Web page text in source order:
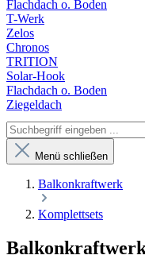
Flachdach o. Boden
T-Werk
Zelos
Chronos
TRITION
Solar-Hook
Flachdach o. Boden
Ziegeldach
Menü schließen
Balkonkraftwerk
Komplettsets